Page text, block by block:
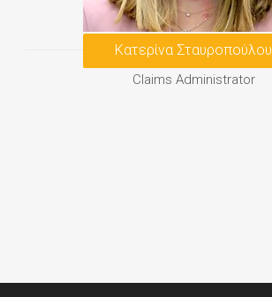
Κατερίνα Σταυροπούλου
Claims Administrator